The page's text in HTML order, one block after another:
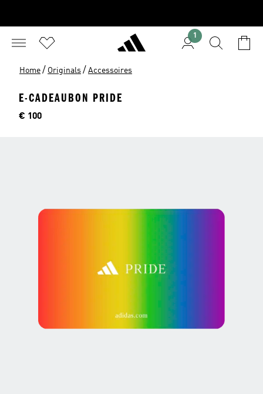
1
Home / Originals / Accessoires
E-CADEAUBON PRIDE
Prijs
€ 100